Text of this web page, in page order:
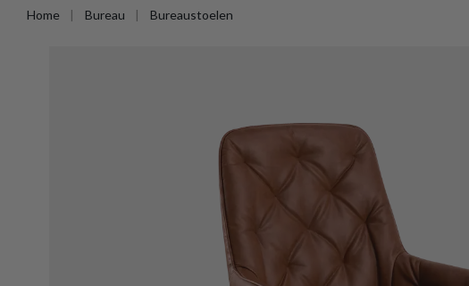
Home Bureau Bureaustoelen